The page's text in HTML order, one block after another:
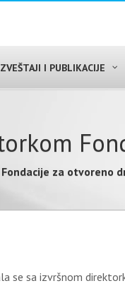
I PUBLIKACIJE
za otvoreno
se sa izvršnom